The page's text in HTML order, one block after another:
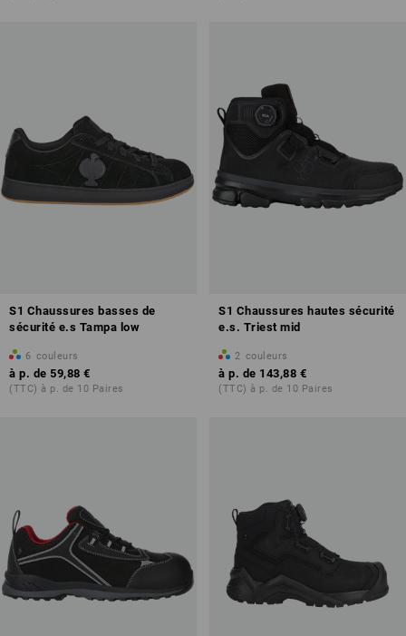
S1 Chaussures basses de
sécurité e.s Tampa low
6 couleurs
à p. de 59,88 €
(TTC) à p. de 10 Paires
S1 Chaussures hautes sécurité
e.s. Triest mid
2 couleurs
à p. de 143,88 €
(TTC) à p. de 10 Paires